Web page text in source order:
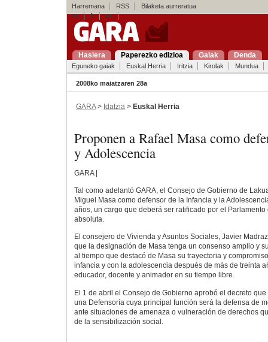
Harremana RSS
Bilaketa aurreratua
es
fr en
Hasiera Paperezko edizioa Gaiak Denda
Eguneko gaiak Euskal Herria Iritzia Kirolak Mundua
2008ko maiatzaren 28a
GARA> Idatzia > Euskal Herria
Proponen a Rafael Masa como
y Adolescencia
GARA |
Tal como adelantó GARA, el Consejo de Gobierno de
Miguel Masa como defensor de la Infancia y la
años, un cargo que deberá ser ratificado por el
absoluta.
El consejero de Vivienda y Asuntos Sociales, Javier
que la designación de Masa tenga un consenso amplio y
al tiempo que destacó de Masa su trayectoria y
infancia y con la adolescencia después de más de treinta
educador, docente y animador en su tiempo libre.
El 1 de abril el Consejo de Gobierno aprobó el decreto
una Defensoría cuya principal función será la defensa de
ante situaciones de amenaza o vulneración de derechos
de la sensibilización social.